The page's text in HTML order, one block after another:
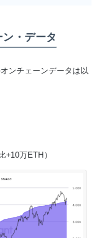
・データ
ンチェーンデータは以
+10万ETH）